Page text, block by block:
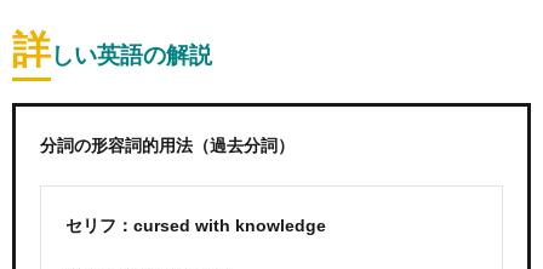
詳しい英語の解説
分詞の形容詞的用法（過去分詞）
セリフ：cursed with knowledge